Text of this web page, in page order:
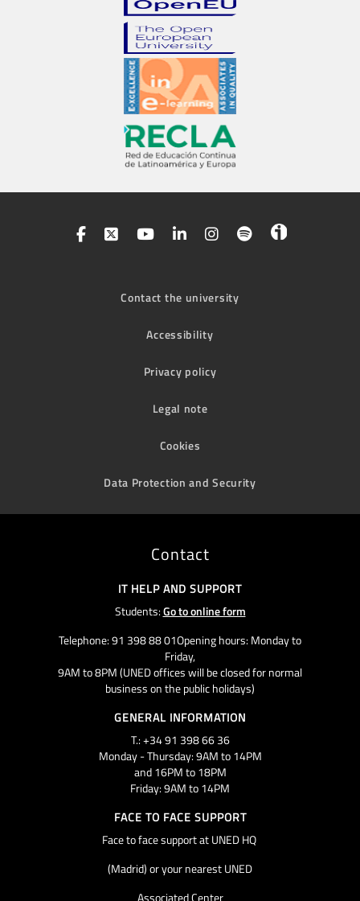
Contact the university
Accessibility
Privacy policy
Legal note
Cookies
Data Protection and Security
Contact
IT HELP AND SUPPORT
Students:Go to online form
Telephone: 91 398 88 01Opening hours: Monday to
Friday,
9AM to 8PM (UNED offices will be closed for normal
business on the public holidays)
GENERAL INFORMATION
T.: +34 91 398 66 36
Monday - Thursday: 9AM to 14PM
and 16PM to 18PM
Friday: 9AM to 14PM
FACE TO FACE SUPPORT
Face to face support at UNED HQ
(Madrid) or your nearest UNED
Associated Center